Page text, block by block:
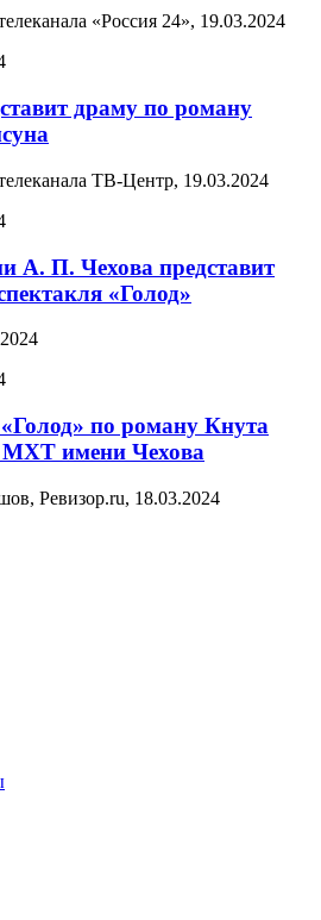
«Россия 24», 19.03.2024
драму по роману
ТВ-Центр, 19.03.2024
А. П. Чехова представит
«Голод»
по роману Кнута
МХТ имени Чехова
Ревизор.ru, 18.03.2024